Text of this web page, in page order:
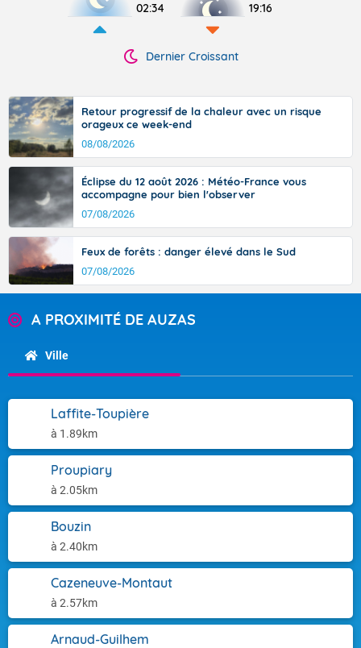
02:34 19:16
Dernier Croissant
Retour progressif de la chaleur avec un risque
orageux ce week-end
08/08/2026
Éclipse du 12 août 2026 : Météo-France vous
accompagne pour bien l'observer
07/08/2026
Feux de forêts : danger élevé dans le Sud
07/08/2026
A PROXIMITÉ DE AUZAS
Ville
Laffite-Toupière
à 1.89km
Proupiary
à 2.05km
Bouzin
à 2.40km
Cazeneuve-Montaut
à 2.57km
Arnaud-Guilhem